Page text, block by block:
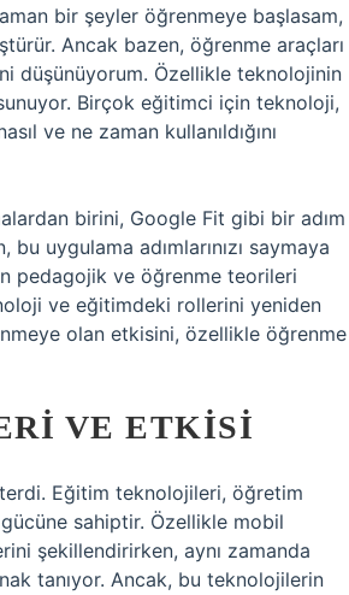
bir şeyler öğrenmeye başlasam,
Ancak bazen, öğrenme araçları
düşünüyorum. Özellikle teknolojinin
Birçok eğitimci için teknoloji,
ve ne zaman kullanıldığını
birini, Google Fit gibi bir adım
uygulama adımlarınızı saymaya
pedagojik ve öğrenme teorileri
ve eğitimdeki rollerini yeniden
olan etkisini, özellikle öğrenme
VE ETKISI
Eğitim teknolojileri, öğretim
sahiptir. Özellikle mobil
şekillendirirken, aynı zamanda
tanıyor. Ancak, bu teknolojilerin